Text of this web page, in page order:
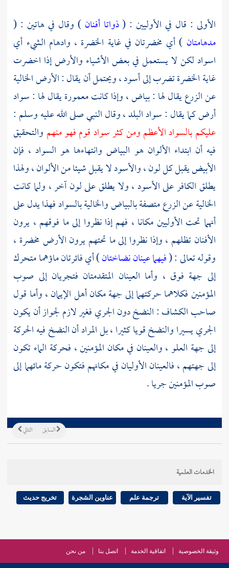
الأولى : قال في الأوليين : (ذواتا أفنان) وقال في هاتين : (
مدهامتان ) أي مخضرتان في غاية الخضرة ، وادهام الشيء أي
اسواد لكن لا يستعمل في بعض الأشياء والأرض إذا اخضرت
غاية الخضرة تضرب إلى أسود ، ويحتمل أن يقال : الأرض الخالية
عن الزرع يقال لها : بياض ، وإذا كانت معمورة يقال لها : سواد
أرض كما يقال : سواد البلد ، وقال النبي صلى الله عليه وسلم :
عليكم بالسواد الأعظم ومن كثر سواد قوم فهو منهم والتحقيق
فيه أن ابتداء الألوان هو البياض وانتهاءها هو السواد ، فإن
الأبيض يقبل كل لون ، والأسود لا يقبل شيئا من الألوان ، ولهذا
يطلق الكافر على الأسود ، ولا يطلق على لون آخر ، ولما كانت
الخالية عن الزرع متصفة بالبياض والخالية بالسواد فهذا يدل على
أنهما تحت الأوليين مكانا ، فهم إذا نظروا إلى ما فوقهم ، يرون
الأفنان تظلهم ، وإذا نظروا إلى ما تحتهم يرون الأرض مخضرة ،
وقوله تعالى : (فيهما عينان نضاختان) أي فائرتان ماؤهما متحرك
إلى جهة فوق ، وأما العينان المتقدمتان فتجريان إلى صوب
المؤمنين فكلاهما حركتهما إلى جهة مكان أهل الإيمان ، وأما قول
صاحب الكشاف : النضخ دون الجري فغير لازم لجواز أن يكون
الجري يسيرا والنضخ قويا كثيرا ، بل المراد أن النضخ فيه الحركة
إلى جهة العلو ، والعينان في مكان المؤمنين ، فحركة الماء تكون
إلى جهتهم ، فالعينان الأوليان في مكانهم فتكون حركة مائهما إلى
صوب المؤمنين جريا .
التالي السابق
الخدمات العلمية
تفسير الآية ترجمة علم عناوين الشجرة تخريج حديث
وثيقة الخصوصية اتفاقية الخدمة اتصل بنا من نحن